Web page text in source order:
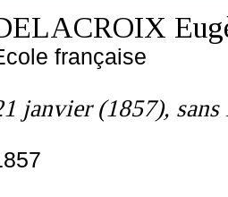
française
janvier (1857),